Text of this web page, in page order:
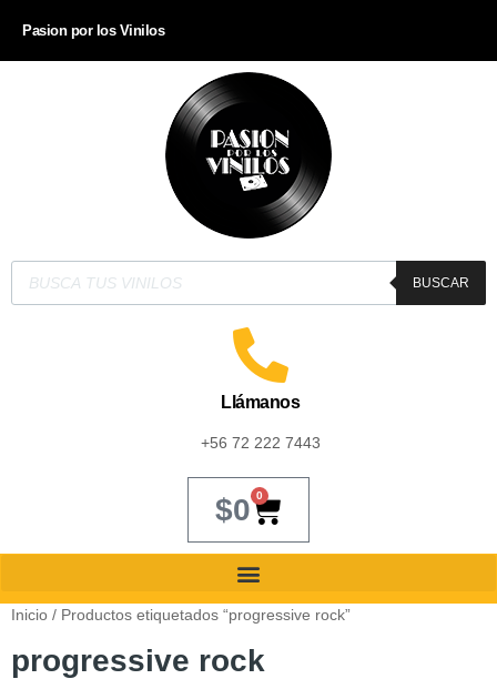
Pasion por los Vinilos
BUSCAR
Llámanos
+56 72 222 7443
$0 0
Inicio / Productos etiquetados “progressive rock”
progressive rock